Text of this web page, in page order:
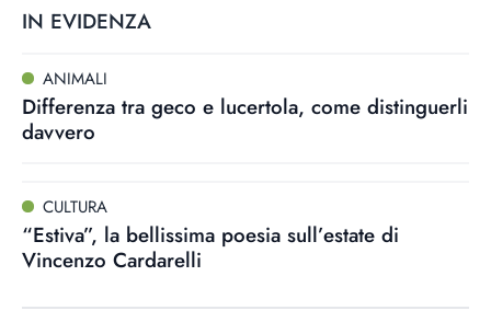
IN EVIDENZA
ANIMALI
Differenza tra geco e lucertola, come distinguerli
davvero
CULTURA
“Estiva”, la bellissima poesia sull’estate di
Vincenzo Cardarelli